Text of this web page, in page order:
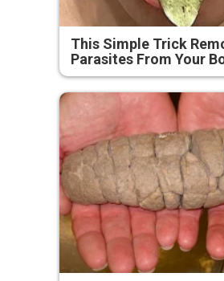
This Simple Trick
Parasites From Your